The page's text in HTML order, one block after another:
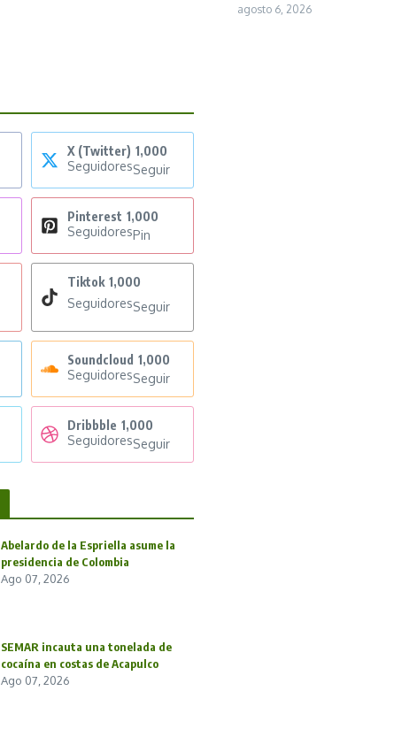
agosto 6, 2026
X (Twitter) 1,000
SeguidoresSeguir
Pinterest 1,000
SeguidoresPin
Tiktok 1,000
SeguidoresSeguir
Soundcloud 1,000
SeguidoresSeguir
Dribbble 1,000
SeguidoresSeguir
Abelardo de la Espriella asume la
presidencia de Colombia
Ago 07, 2026
SEMAR incauta una tonelada de
cocaína en costas de Acapulco
Ago 07, 2026